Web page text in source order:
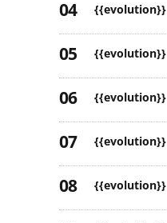
{{evolution}}
{{evolution}}
{{evolution}}
{{evolution}}
{{evolution}}